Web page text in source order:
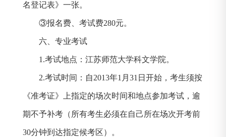
名登记表》一张。
③报名费、考试费280元。
六、专业考试
1.考试地点：江苏师范大学科文学院。
2.考试时间：自2013年1 月 31 日开始，考生须按
《准考证》上指定的场次时间和地点参加考试，逾
期不予补考（所有考生必须在自己所在场次开考前
30分钟到达指定候考区）。